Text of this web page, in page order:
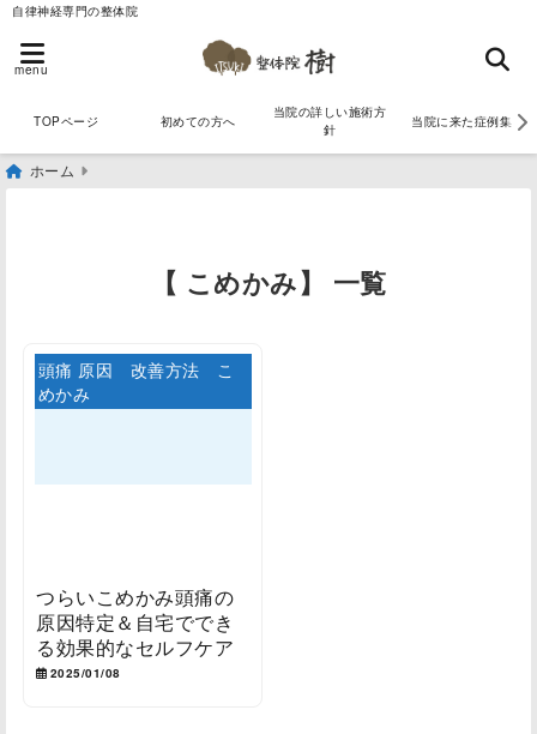
自律神経専門の整体院
menu
TOPページ 初めての方へ
当院の詳しい施術方
針
当院に来た症例集
ホーム
【 こめかみ】 一覧
頭痛 原因 改善方法 こ
めかみ
つらいこめかみ頭痛の
原因特定＆自宅ででき
る効果的なセルフケア
2025/01/08